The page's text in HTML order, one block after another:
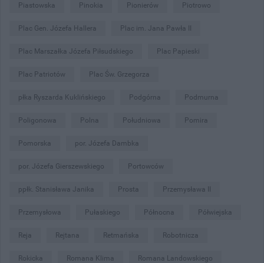
Piastowska Pinokia Pionierów Piotrowo
Plac Gen. Józefa Hallera Plac im. Jana Pawła II
Plac Marszałka Józefa Piłsudskiego Plac Papieski
Plac Patriotów Plac Św. Grzegorza
płka Ryszarda Kuklińskiego Podgórna Podmurna
Poligonowa Polna Południowa Pomira
Pomorska por. Józefa Dambka
por. Józefa Gierszewskiego Portowców
ppłk. Stanisława Janika Prosta Przemysława II
Przemysłowa Pułaskiego Północna Półwiejska
Reja Rejtana Retmańska Robotnicza
Rokicka Romana Klima Romana Landowskiego